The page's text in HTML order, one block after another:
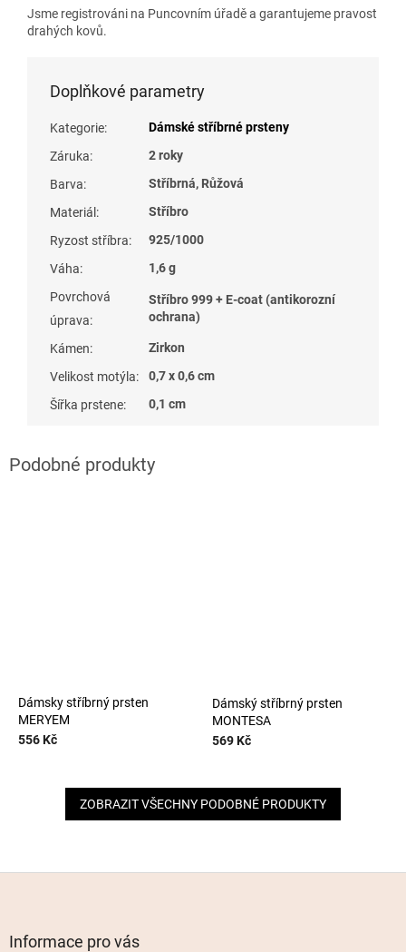
Jsme registrováni na Puncovním úřadě a garantujeme pravost
drahých kovů.
Doplňkové parametry
Kategorie:
Dámské stříbrné prsteny
Záruka:
2 roky
Barva:
Stříbrná, Růžová
Materiál :
Stříbro
Ryzost stříbra:
925/1000
Váha:
1,6 g
Povrchová
úprava:
Stříbro 999 + E-coat (antikorozní
ochrana)
Kámen:
Zirkon
Velikost motýla:
0,7 x 0,6 cm
Šířka prstene: 0,1 cm
Dámsky stříbrný prsten
MERYEM
556 Kč
Dámský stříbrný prsten
MONTESA
569 Kč
ZOBRAZIT VŠECHNY PODOBNÉ PRODUKTY
Informace pro vás